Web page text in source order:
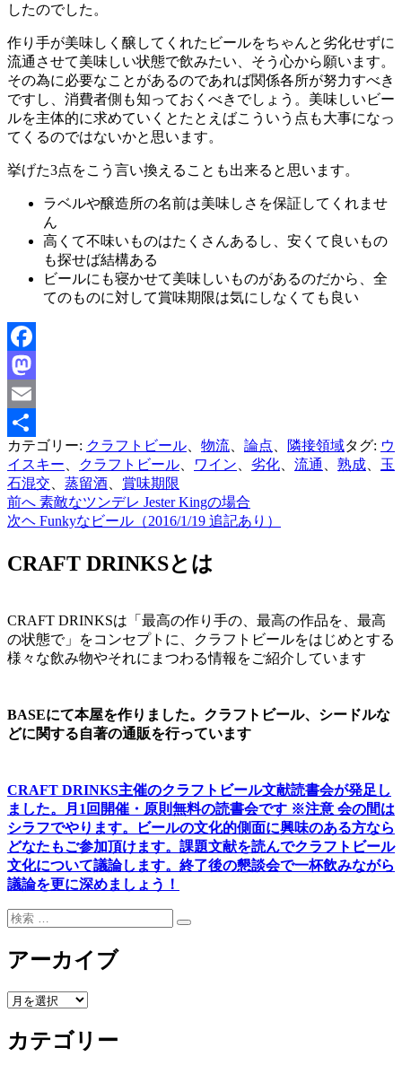
したのでした。
作り手が美味しく醸してくれたビールをちゃんと劣化せずに
流通させて美味しい状態で飲みたい、そう心から願います。
その為に必要なことがあるのであれば関係各所が努力すべき
ですし、消費者側も知っておくべきでしょう。美味しいビー
ルを主体的に求めていくとたとえばこういう点も大事になっ
てくるのではないかと思います。
挙げた3点をこう言い換えることも出来ると思います。
ラベルや醸造所の名前は美味しさを保証してくれませ
ん
高くて不味いものはたくさんあるし、安くて良いもの
も探せば結構ある
ビールにも寝かせて美味しいものがあるのだから、全
てのものに対して賞味期限は気にしなくても良い
Facebook
Mastodon
Email
共
有
カテゴリー: クラフトビール 物流 論点 隣接領域タグ: ウ
イスキー
クラフトビール ワイン 劣化 流通 熟成
玉
石混交
蒸留酒 賞味期限
投
稿
ナ
ゲ
ー
ョ
ン
前へ 素敵なツンデレ Jester Kingの場合
次ヘ Funkyなビール（2016/1/19 追記あり）
CRAFT DRINKSとは
CRAFT DRINKSは「最高の作り手の、最高の作品を、最高
の状態で」をコンセプトに、クラフトビールをはじめとする
様々な飲み物やそれにまつわる情報をご紹介しています
BASEにて本屋を作りました。クラフトビール、シードルな
どに関する自著の通販を行っています
CRAFT DRINKS主催のクラフトビール文献読書会が発足し
ました。
月1回開催・原則無料の読書会です ※注意 会の間は
シラフでやります。
ビールの文化的側面に興味のある方なら
どなたもご参加頂けます。 課題文献を読んでクラフトビール
文化について議論します。 終了後の懇談会で一杯飲みながら
議論を更に深めましょう！
検
検
アーカイブ
ア
カ
イ
カテゴリー